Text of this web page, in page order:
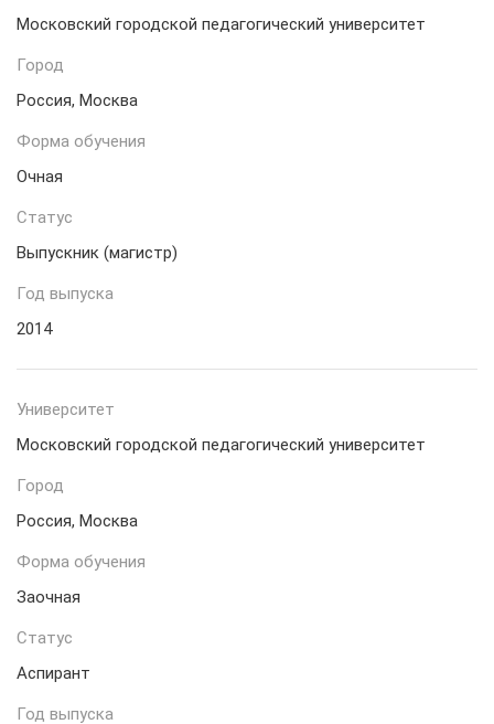
Московский городской педагогический университет
Город
Россия, Москва
Форма обучения
Очная
Статус
Выпускник (магистр)
Год выпуска
2014
Университет
Московский городской педагогический университет
Город
Россия, Москва
Форма обучения
Заочная
Статус
Аспирант
Год выпуска